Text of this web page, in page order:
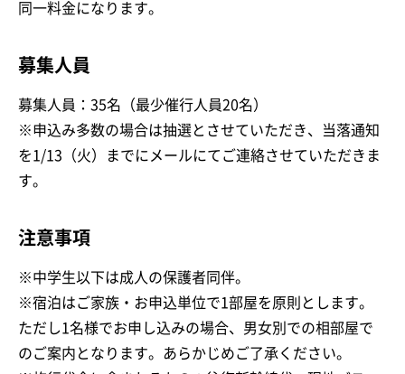
同一料金になります。
募集人員
募集人員：35名（最少催行人員20名）
※申込み多数の場合は抽選とさせていただき、当落通知
を1/13（火）までにメールにてご連絡させていただきま
す。
注意事項
※中学生以下は成人の保護者同伴。
※宿泊はご家族・お申込単位で1部屋を原則とします。
ただし1名様でお申し込みの場合、男女別での相部屋で
のご案内となります。あらかじめご了承ください。